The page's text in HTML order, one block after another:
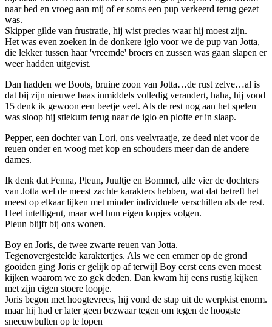
naar bed en vroeg aan mij of er soms een pup verkeerd terug gezet
was.
Skipper gilde van frustratie, hij wist precies waar hij moest zijn.
Het was even zoeken in de donkere iglo voor we de pup van Jotta,
die lekker tussen haar 'vreemde' broers en zussen was gaan slapen er
weer hadden uitgevist.
Dan hadden we Boots, bruine zoon van Jotta…de rust zelve…al is
dat bij zijn nieuwe baas inmiddels volledig verandert, haha, hij vond
15 denk ik gewoon een beetje veel. Als de rest nog aan het spelen
was sloop hij stiekum terug naar de iglo en plofte er in slaap.
Pepper, een dochter van Lori, ons veelvraatje, ze deed niet voor de
reuen onder en woog met kop en schouders meer dan de andere
dames.
Ik denk dat Fenna, Pleun, Juultje en Bommel, alle vier de dochters
van Jotta wel de meest zachte karakters hebben, wat dat betreft het
meest op elkaar lijken met minder individuele verschillen als de rest.
Heel intelligent, maar wel hun eigen kopjes volgen.
Pleun blijft bij ons wonen.
Boy en Joris, de twee zwarte reuen van Jotta.
Tegenovergestelde karaktertjes. Als we een emmer op de grond
gooiden ging Joris er gelijk op af terwijl Boy eerst eens even moest
kijken waarom we zo gek deden. Dan kwam hij eens rustig kijken
met zijn eigen stoere loopje.
Joris begon met hoogtevrees, hij vond de stap uit de werpkist enorm.
maar hij had er later geen bezwaar tegen om tegen de hoogste
sneeuwbulten op te lopen